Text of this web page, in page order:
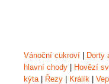
Vánoční cukroví | Dorty
hlavní chody | Hovězí
kýta | Řezy | Králík |